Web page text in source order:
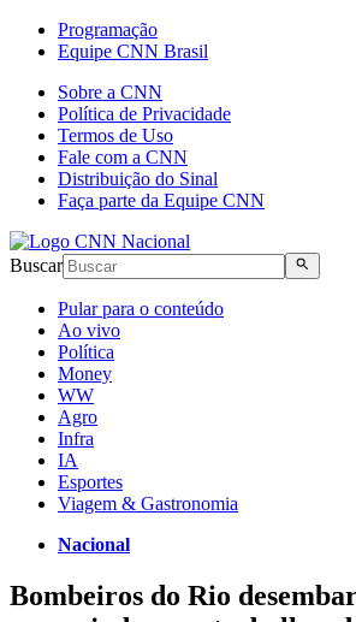
Programação
Equipe CNN Brasil
Sobre a CNN
Política de Privacidade
Termos de Uso
Fale com a CNN
Distribuição do Sinal
Faça parte da Equipe CNN
Buscar
Pular para o conteúdo
Ao vivo
Política
Money
WW
Agro
Infra
IA
Esportes
Viagem & Gastronomia
Nacional
Bombeiros do Rio